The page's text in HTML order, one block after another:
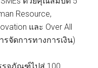
Resource,
และ Over All
รจัดการทางการเงิน)